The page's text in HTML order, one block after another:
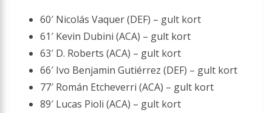
60′ Nicolás Vaquer (DEF) – gult kort
61′ Kevin Dubini (ACA) – gult kort
63′ D. Roberts (ACA) – gult kort
66′ Ivo Benjamin Gutiérrez (DEF) – gult kort
77′ Román Etcheverri (ACA) – gult kort
89′ Lucas Pioli (ACA) – gult kort